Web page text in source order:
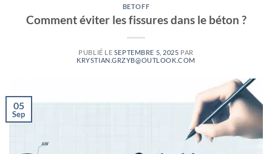
BETOFF
Comment éviter les fissures dans le béton ?
PUBLIÉ LE SEPTEMBRE 5, 2025 PAR
KRYSTIAN.GRZYB@OUTLOOK.COM
05
Sep